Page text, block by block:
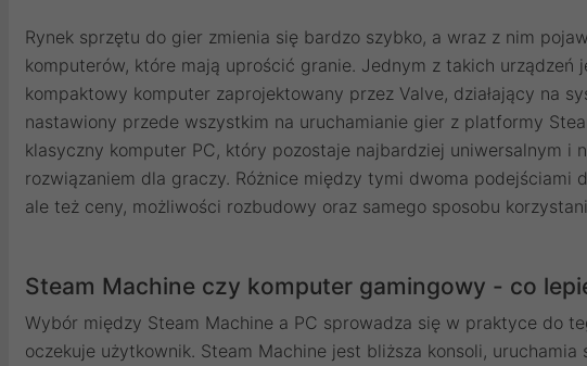
Rynek sprzętu do gier zmienia się bardzo szybko, a wraz z nim
komputerów, które mają uprościć granie. Jednym z takich urządzeń
kompaktowy komputer zaprojektowany przez Valve, działający na
nastawiony przede wszystkim na uruchamianie gier z platformy
klasyczny komputer PC, który pozostaje najbardziej uniwersalnym i
rozwiązaniem dla graczy. Różnice między tymi dwoma podejściami
ale też ceny, możliwości rozbudowy oraz samego sposobu
Steam Machine czy komputer gamingowy - co
Wybór między Steam Machine a PC sprowadza się w praktyce do
oczekuje użytkownik. Steam Machine jest bliższa konsoli, uruchamia